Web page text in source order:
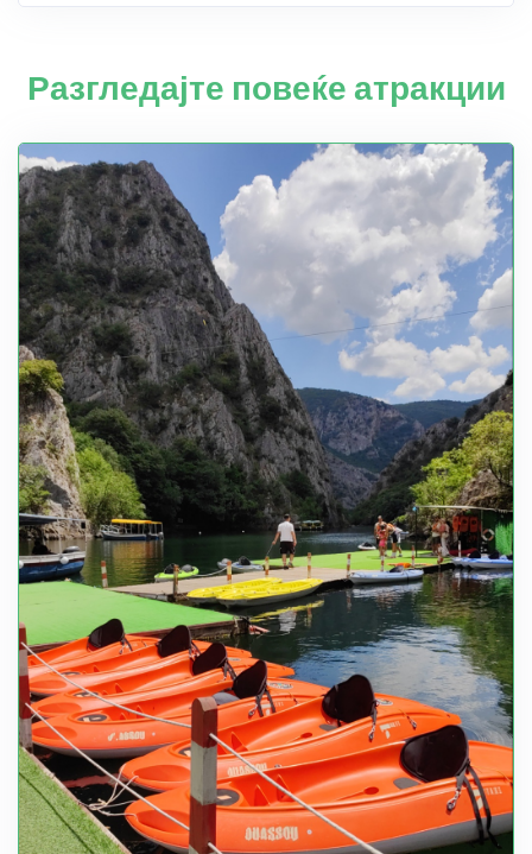
Разгледајте повеќе атракции